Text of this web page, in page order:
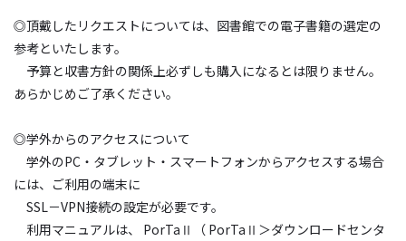
◎頂戴したリクエストについては、図書館での電子書籍の選定の
参考といたします。
予算と収書方針の関係上必ずしも購入になるとは限りません。
あらかじめご了承ください。
◎学外からのアクセスについて
学外のPC・タブレット・スマートフォンからアクセスする場合
には、ご利用の端末に
SSL－VPN接続の設定が必要です。
利用マニュアルは、 PorTaⅡ（ PorTaⅡ＞ダウンロードセンタ